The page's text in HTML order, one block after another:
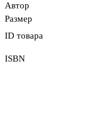
Автор
Размер
ID товара
ISBN